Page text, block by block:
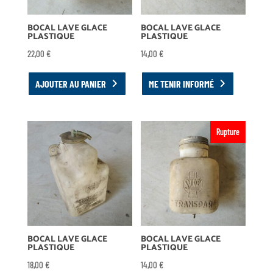
BOCAL LAVE GLACE
PLASTIQUE
22,00 €
AJOUTER AU PANIER
BOCAL LAVE GLACE
PLASTIQUE
14,00€
ME TENIR INFORMÉ
BOCAL LAVE GLACE
PLASTIQUE
18,00 €
Rupture
BOCAL LAVE GLACE
PLASTIQUE
14,00€